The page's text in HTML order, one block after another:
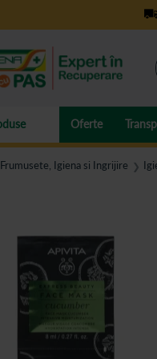
Oferte
Frumusete, Igiena si Ingrijire ❯